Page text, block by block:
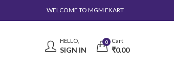
WELCOME TO MGM EKART
HELLO,
SIGN IN
0 Cart
₹0.00